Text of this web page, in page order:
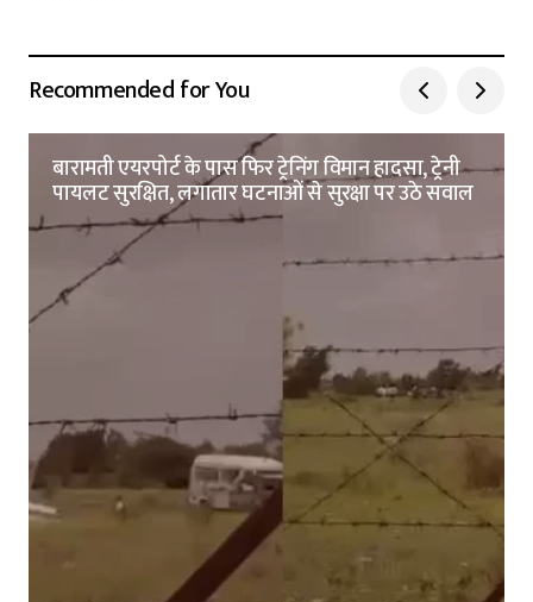
Recommended for You
बारामती एयरपोर्ट के पास फिर ट्रेनिंग विमान हादसा, ट्रेनी
पायलट सुरक्षित, लगातार घटनाओं से सुरक्षा पर उठे सवाल